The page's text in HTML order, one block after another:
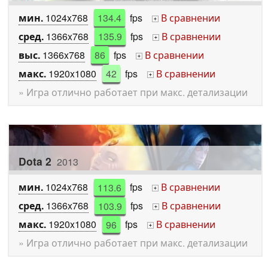
мин. 1024x768 134.4 fps +
В сравнении
сред. 1366x768 135.9 fps +
В сравнении
выс. 1366x768 86 fps +
В сравнении
макс. 1920x1080 42 fps +
В сравнении
» Игра отлично работает при макс. детализации
Dota 2 2013
мин. 1024x768 113.6 fps +
В сравнении
сред. 1366x768 103.9 fps +
В сравнении
макс. 1920x1080 96 fps +
В сравнении
» Игра отлично работает при макс. детализации